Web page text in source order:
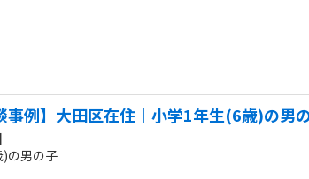
事例】大田区在住｜小学1年生(6歳)の男
の男の子